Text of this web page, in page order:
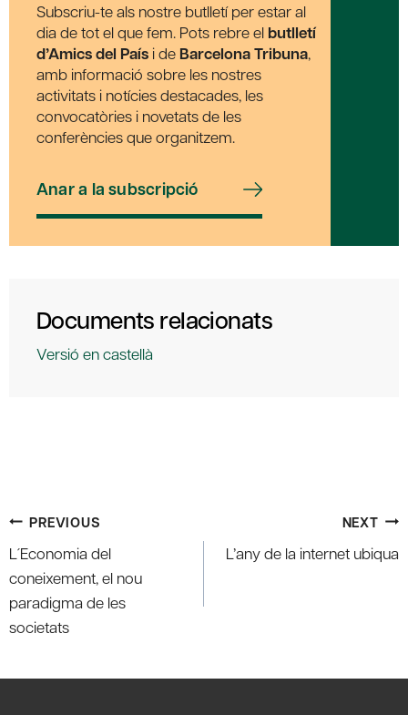
Subscriu-te als nostre butlletí per estar al
dia de tot el que fem. Pots rebre el butlletí
d’Amics del País i de Barcelona Tribuna,
amb informació sobre les nostres
activitats i notícies destacades, les
convocatòries i novetats de les
conferències que organitzem.
Anar a la subscripció
Documents relacionats
Versió en castellà
Post
navigation
PREVIOUS
L´Economia del
coneixement, el nou
paradigma de les
societats
NEXT
L’any de la internet ubiqua